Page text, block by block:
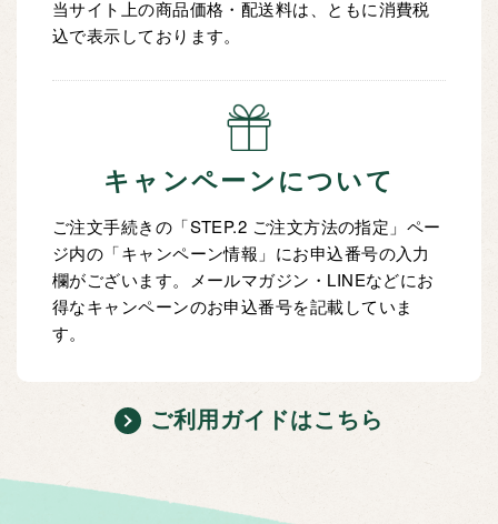
当サイト上の商品価格・配送料は、ともに消費税
込で表示しております。
キャンペーンについて
ご注文手続きの「STEP.2 ご注文方法の指定」ペー
ジ内の「キャンペーン情報」にお申込番号の入力
欄がございます。メールマガジン・LINEなどにお
得なキャンペーンのお申込番号を記載していま
す。
ご利用ガイドはこちら